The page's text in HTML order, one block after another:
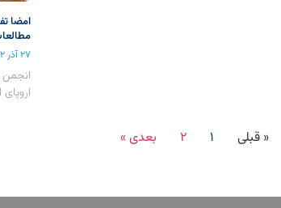
امضا
۲۷ آذر ۱۴۰۲
انجمن
« قبلی ۱ ۲ بعدی »